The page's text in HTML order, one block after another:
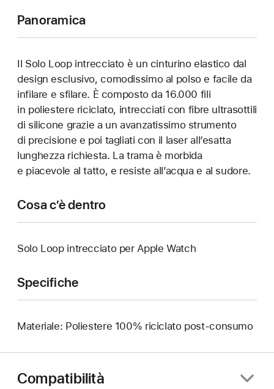
Panoramica
Il Solo Loop intrecciato è un cinturino elastico dal
design esclusivo, comodissimo al polso e facile da
infilare e sfilare. È composto da 16.000 fili
in poliestere riciclato, intrecciati con fibre ultrasottili
di silicone grazie a un avanzatissimo strumento
di precisione e poi tagliati con il laser all’esatta
lunghezza richiesta. La trama è morbida
e piacevole al tatto, e resiste all’acqua e al sudore.
Cosa c’è dentro
Solo Loop intrecciato per Apple Watch
Specifiche
Materiale: Poliestere 100% riciclato post-consumo
Compatibilità